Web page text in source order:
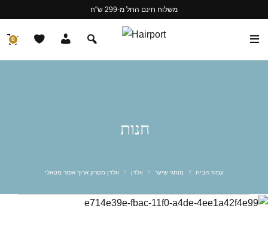
משלוח חינם החל מ-299 ש"ח
0
חנות
עמוד הבית מותגי שיער וולדן וולדן מסרק ארוך אפור מטאלי